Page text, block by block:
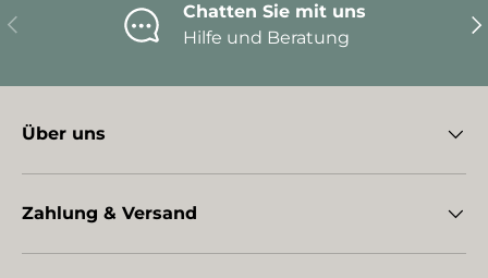
Vorherige
Chatten Sie mit uns
Hilfe und Beratung
Über uns
Zahlung & Versand